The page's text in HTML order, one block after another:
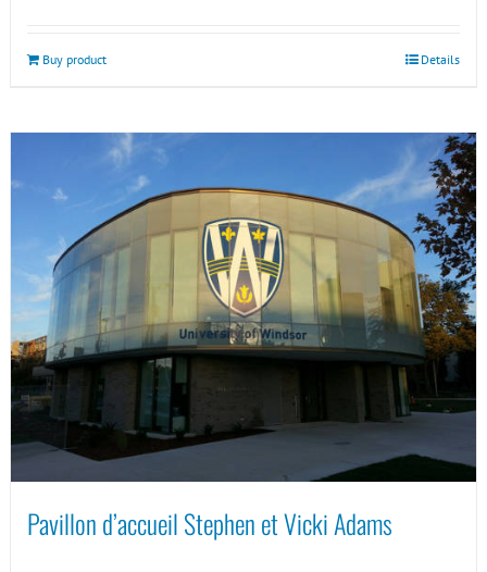
Buy product Details
Pavillon d’accueil Stephen et Vicki Adams